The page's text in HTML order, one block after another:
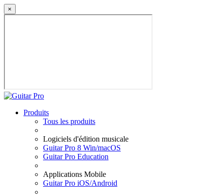
×
Produits
Tous les produits
Logiciels d'édition musicale
Guitar Pro 8 Win/macOS
Guitar Pro Education
Applications Mobile
Guitar Pro iOS/Android